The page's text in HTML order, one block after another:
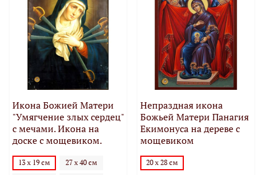
Икона Божией Матери
"Умягчение злых сердец"
с мечами. Икона на
доске с мощевиком.
13 х 19 см 27 х 40 см
Непраздная икона
Божьей Матери Панагия
Екимонуса на дереве с
мощевиком
20 х 28 см